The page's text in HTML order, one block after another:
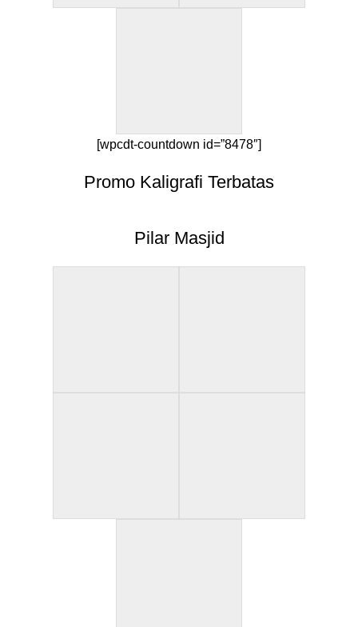
[wpcdt-countdown id=”8478″]
Promo Kaligrafi Terbatas
Pilar Masjid